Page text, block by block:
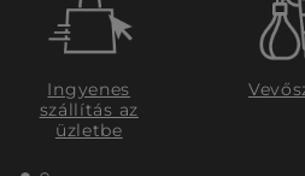
Ingyenes
szállítás az
üzletbe